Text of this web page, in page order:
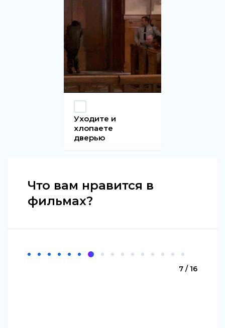
Уходите и
хлопаете
дверью
Что вам нравится в
фильмах?
7 / 16